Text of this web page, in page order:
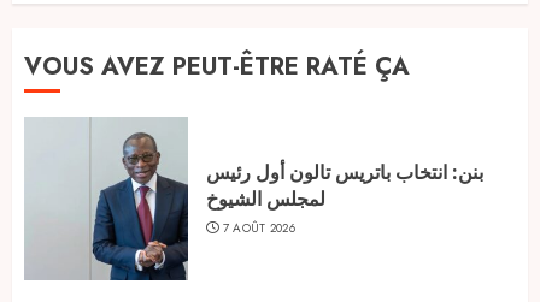
VOUS AVEZ PEUT-ÊTRE RATÉ ÇA
بنن: انتخاب باتريس تالون أول رئيس
لمجلس الشيوخ
7 AOÛT 2026